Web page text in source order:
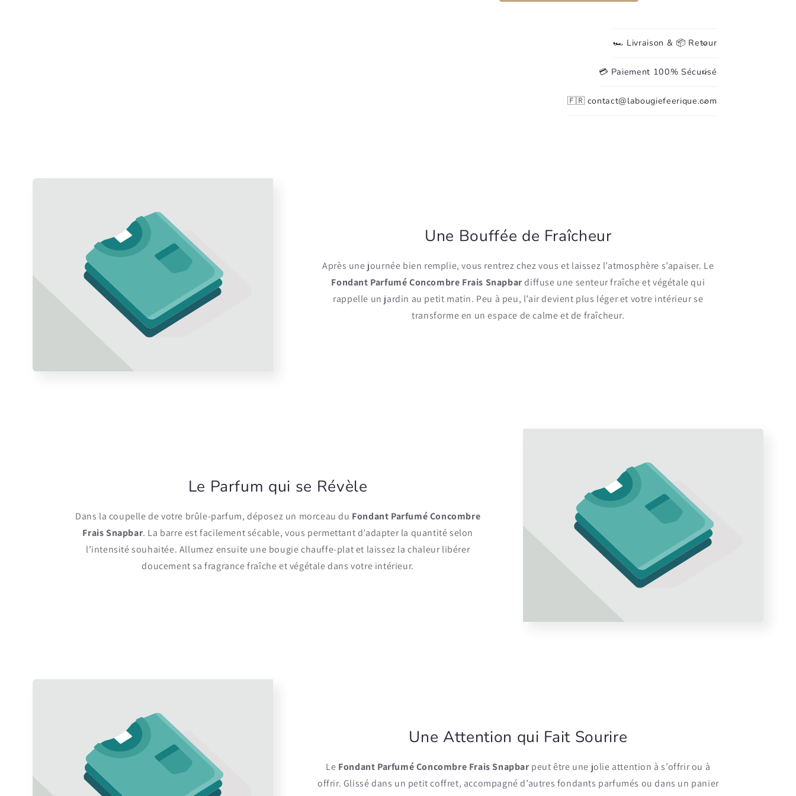
🏎️ Livraison & 📦 Retour
💳 Paiement 100% Sécurisé
🇫🇷 contact@labougiefeerique.com
Une Bouffée de Fraîcheur
Après une journée bien remplie, vous rentrez chez vous et laissez l’atmosphère s’apaiser. Le
Fondant Parfumé Concombre Frais Snapbardiffuse une senteur fraîche et végétale qui
rappelle un jardin au petit matin. Peu à peu, l’air devient plus léger et votre intérieur se
transforme en un espace de calme et de fraîcheur.
Le Parfum qui se Révèle
Dans la coupelle de votre brûle-parfum, déposez un morceau du Fondant Parfumé Concombre
Frais Snapbar. La barre est facilement sécable, vous permettant d’adapter la quantité selon
l’intensité souhaitée. Allumez ensuite une bougie chauffe-plat et laissez la chaleur libérer
doucement sa fragrance fraîche et végétale dans votre intérieur.
Une Attention qui Fait Sourire
Le Fondant Parfumé Concombre Frais Snapbarpeut être une jolie attention à s’offrir ou à
offrir. Glissé dans un petit coffret, accompagné d’autres fondants parfumés ou dans un panier